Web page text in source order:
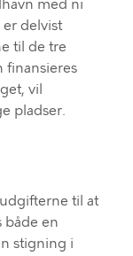
med ni
er delvist
til de tre
finansieres
vil
pladser.
til at
både en
stigning i